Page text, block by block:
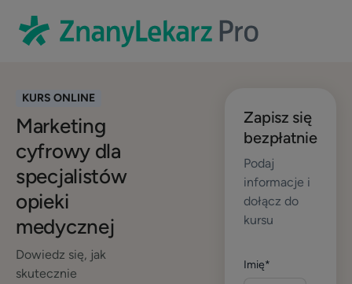
Zapisz się
bezpłatnie
Podaj
informacje i
dołącz do
kursu
Imię*
KURS ONLINE
Marketing
cyfrowy dla
specjalistów
opieki
medycznej
Dowiedz się, jak
skutecznie